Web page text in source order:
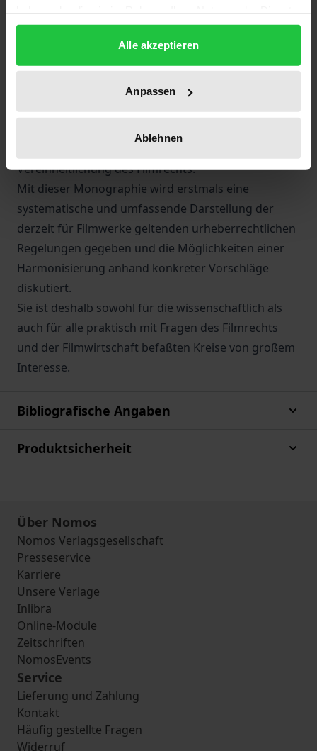
gesammelt haben.
Alle akzeptieren
Anpassen
Ablehnen
länderübergreifenden Auswertung darüber hinaus
wohl die herausragendste Stellung unter den
Werkarten zukommt, besteht ein hoher
Informationsbedarf über die unterschiedlichen
gesetzlichen Regelungen sowie – im Rahmen der
Vereinheitlichung des Filmrechts.
Mit dieser Monographie wird erstmals eine
systematische und umfassende Darstellung der
derzeit für Filmwerke geltenden urheberrechtlichen
Regelungen gegeben und die Möglichkeiten einer
Harmonisierung anhand konkreter Vorschläge
diskutiert.
Sie ist deshalb sowohl für die wissenschaftlich als
auch für alle praktisch mit Fragen des Filmrechts
und der Filmwirtschaft befaßten Kreise von großem
Interesse.
Bibliografische Angaben
Produktsicherheit
Über Nomos
Nomos Verlagsgesellschaft
Presseservice
Karriere
Unsere Verlage
Inlibra
Online-Module
Zeitschriften
NomosEvents
Service
Lieferung und Zahlung
Kontakt
Häufig gestellte Fragen
Widerruf